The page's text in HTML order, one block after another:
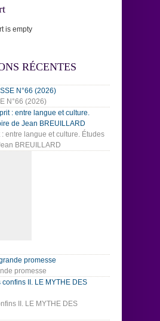
is empty
RÉCENTES
N°66 (2026)
: entre langue et culture. Études
BREUILLARD
promesse
II. LE MYTHE DES